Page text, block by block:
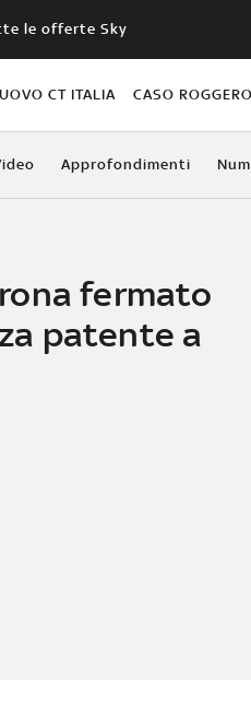
le offerte Sky
CT ITALIA CASO ROGGERO
Approfondimenti
fermato
patente a